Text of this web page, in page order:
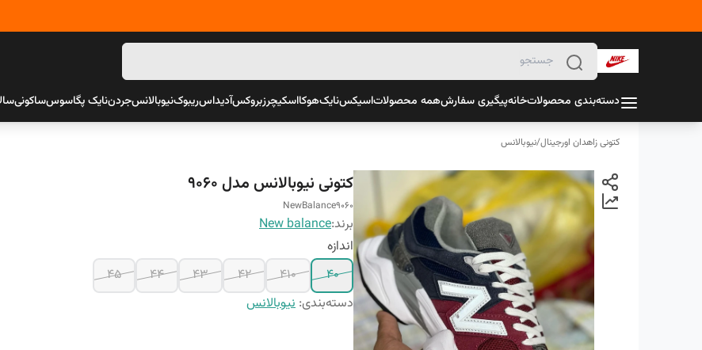
دسته‌بندی محصولاتخانهپیگیری سفارشهمه محصولاتاسیکسنایکهوکااسکیچرزبروکسآدیداسریبوکنیوبالانسجردننایک پگاسوسساکونی
کتونی زاهدان اورجینال/نیوبالانس
کتونی نیوبالانس مدل 9060
NewBalance9060
برند:New balance
اندازه
40
410
42
43
44
45
دسته‌بندی: نیوبالانس